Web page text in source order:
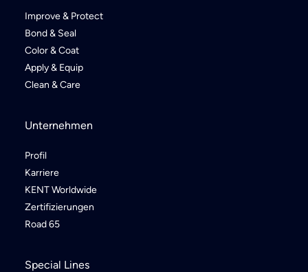
Improve & Protect
Bond & Seal
Color & Coat
Apply & Equip
Clean & Care
Unternehmen
Profil
Karriere
KENT Worldwide
Zertifizierungen
Road 65
Special Lines